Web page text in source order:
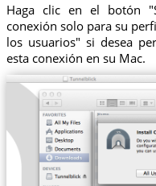
Haga clic en el botón
conexión solo para su
los usuarios" si desea
esta conexión en su Mac.